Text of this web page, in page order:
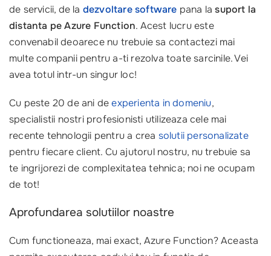
de servicii, de la dezvoltare software pana lasuport la
distanta pe Azure Function. Acest lucru este
convenabil deoarece nu trebuie sa contactezi mai
multe companii pentru a-ti rezolva toate sarcinile. Vei
avea totul intr-un singur loc!
Cu peste 20 de ani deexperienta in domeniu,
specialistii nostri profesionisti utilizeaza cele mai
recente tehnologii pentru a crea solutii personalizate
pentru fiecare client. Cu ajutorul nostru, nu trebuie sa
te ingrijorezi de complexitatea tehnica; noi ne ocupam
de tot!
Aprofundarea solutiilor noastre
Cum functioneaza, mai exact, Azure Function? Aceasta